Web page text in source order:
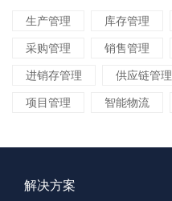
生产管理 库存管理
采购管理 销售管理
进销存管理 供应链管理
项目管理 智能物流
解决方案